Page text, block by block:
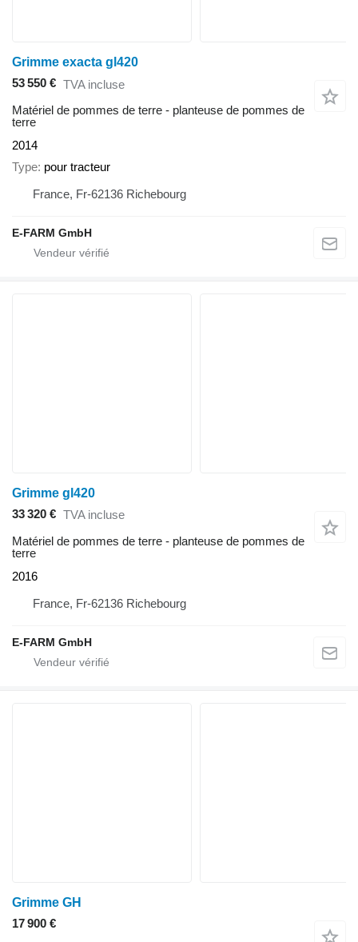
Grimme exacta gl420
53 550 € TVA incluse
Matériel de pommes de terre - planteuse de pommes de
terre
2014
Type pour tracteur
France, Fr-62136 Richebourg
E-FARM GmbH
Grimme gl420
33 320 € TVA incluse
Matériel de pommes de terre - planteuse de pommes de
terre
2016
France, Fr-62136 Richebourg
E-FARM GmbH
Grimme GH
17 900 €